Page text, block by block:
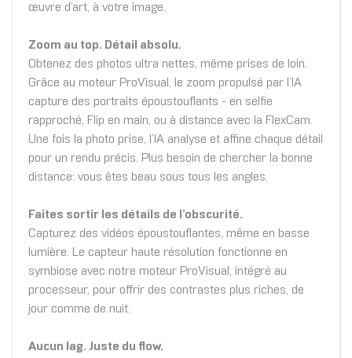
œuvre d’art, à votre image.
Zoom au top. Détail absolu.
Obtenez des photos ultra nettes, même prises de loin.
Grâce au moteur ProVisual, le zoom propulsé par l’IA
capture des portraits époustouflants - en selfie
rapproché, Flip en main, ou à distance avec la FlexCam.
Une fois la photo prise, l’IA analyse et affine chaque détail
pour un rendu précis. Plus besoin de chercher la bonne
distance: vous êtes beau sous tous les angles.
Faites sortir les détails de l’obscurité.
Capturez des vidéos époustouflantes, même en basse
lumière. Le capteur haute résolution fonctionne en
symbiose avec notre moteur ProVisual, intégré au
processeur, pour offrir des contrastes plus riches, de
jour comme de nuit.
Aucun lag. Juste du flow.